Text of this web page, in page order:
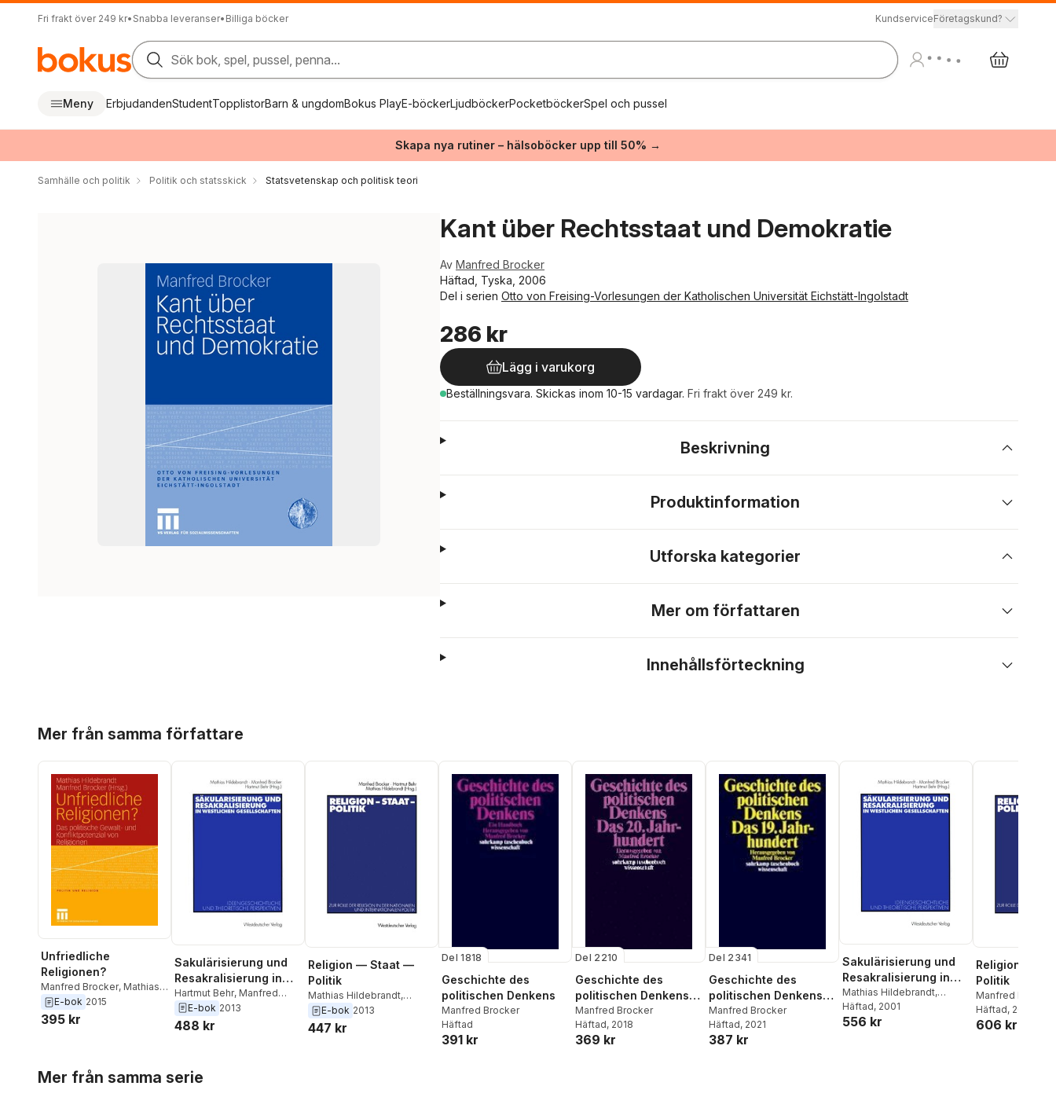
Fri frakt över 249 kr• Snabba leveranser• Billiga böcker KundserviceFöretagskund?
Sök bok, spel, pussel, penna...
Meny ErbjudandenStudentTopplistorBarn & ungdomBokus PlayE-böckerLjudböckerPocketböckerSpel och pussel
Skapa nya rutiner – hälsoböcker upp till 50% →
Samhälle och politik Politik och statsskick Statsvetenskap och politisk teori
Kant über Rechtsstaat und Demokratie
Av Manfred Brocker
Häftad, Tyska, 2006
Del i serien Otto von Freising-Vorlesungen der Katholischen Universität Eichstätt-Ingolstadt
286 kr
Lägg i varukorg
Beställningsvara. Skickas inom 10-15 vardagar. Fri frakt över 249 kr.
Beskrivning
Produktinformation
Utforska kategorier
Mer om författaren
Innehållsförteckning
Mer från samma författare
Unfriedliche
Religionen?
Manfred Brocker, Mathias
Hildebrandt
E-bok 2015
395 kr
Sakulärisierung und
Resakralisierung in
westlichen
Gesellschaften
Hartmut Behr, Manfred
Brocker, Mathias
Hildebrandt
E-bok 2013
488 kr
Religion — Staat —
Politik
Mathias Hildebrandt,
Hartmut Behr,Manfred
Brocker
E-bok 2013
447 kr
Del 1818
Geschichte des
politischen Denkens
Manfred Brocker
Häftad
391 kr
Del 2210
Geschichte des
politischen Denkens.
Das 20. Jahrhundert
Manfred Brocker
Häftad, 2018
369 kr
Del 2341
Geschichte des
politischen Denkens.
Das 19. Jahrhundert
Manfred Brocker
Häftad, 2021
387 kr
Sakulärisierung und
Resakralisierung in
westlichen
Gesellschaften
Mathias Hildebrandt,
Manfred Brocker
Behr
Häftad, 2001
556 kr
Religion —
Politik
Manfred Brocker
Behr,Mathias
Häftad, 2003
606 kr
Mer från samma serie